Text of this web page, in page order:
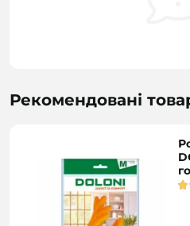
Рекомендовані